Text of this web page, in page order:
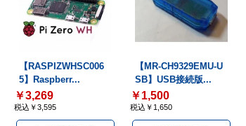
【RASPIZWHSC006
5】Raspberr...
￥3,269
税込￥3,595
【MR-CH9329EMU-U
SB】USB接続版...
￥1,500
税込￥1,650